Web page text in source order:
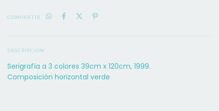
COMPARTIR
DESCRIPCIÓN
Serigrafía a 3 colores 39cm x 120cm, 1999.
Composición horizontal verde